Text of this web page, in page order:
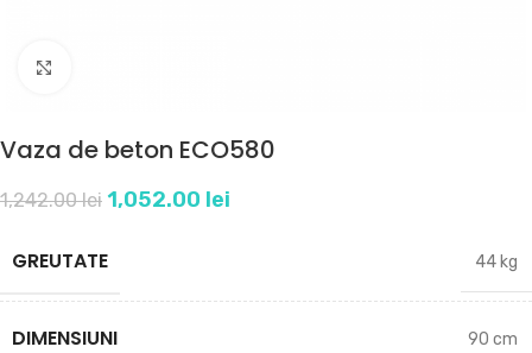
Vaza de beton ECO580
1,242.00lei 1,052.00 lei
GREUTATE 44 kg
DIMENSIUNI 90 cm